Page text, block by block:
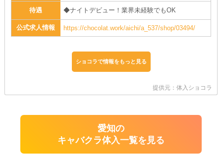
待遇 ◆ナイトデビュー！業界未経験でもOK
公式求人情報 https://chocolat.work/aichi/a_537/shop/03494/
ショコラで情報をもっと見る
提供元：体入ショコラ
愛知の
キャバクラ体入一覧を見る